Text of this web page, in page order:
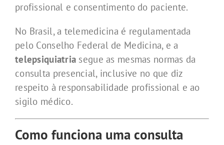
profissional e consentimento do paciente.
No Brasil, a telemedicina é regulamentada
pelo Conselho Federal de Medicina, e a
telepsiquiatria segue as mesmas normas da
consulta presencial, inclusive no que diz
respeito à responsabilidade profissional e ao
sigilo médico.
Como funciona uma consulta